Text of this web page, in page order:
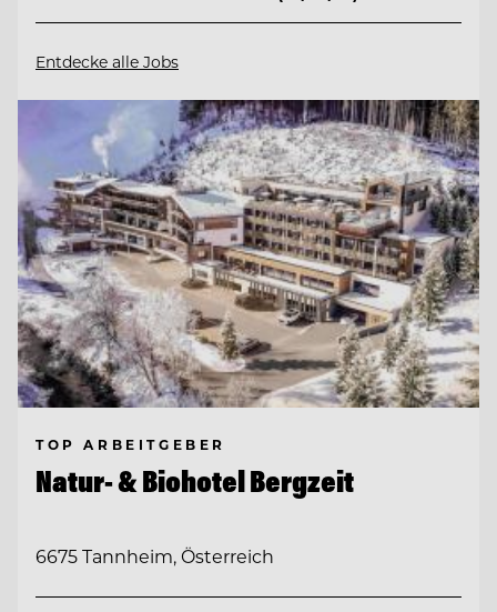
Entdecke alle Jobs
TOP ARBEITGEBER
Natur- & Biohotel Bergzeit
6675 Tannheim, Österreich